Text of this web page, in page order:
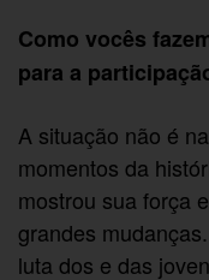
Como vocês
para a
A situação não é
momentos da
mostrou sua força
grandes
luta dos e das